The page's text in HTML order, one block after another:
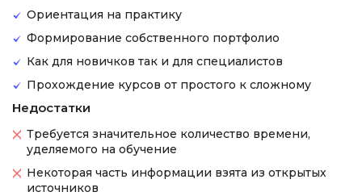
Ориентация на практику
Формирование собственного портфолио
Как для новичков так и для специалистов
Прохождение курсов от простого к сложному
Недостатки
Требуется значительное количество времени,
уделяемого на обучение
Некоторая часть информации взята из открытых
источников